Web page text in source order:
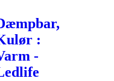
:
-